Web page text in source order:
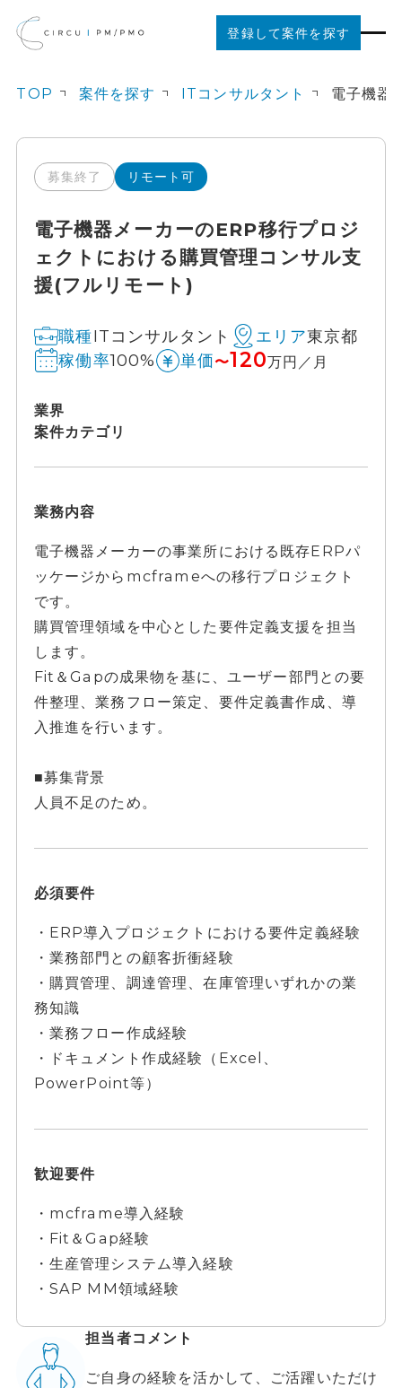
登録して案件を探す
ご利用の流れ
お役立ちコンテンツ
法人の方はこちら
TOP 案件を探す ITコンサルタント
募集終了 リモート可
電子機器メーカーのERP移行プロジ
ェクトにおける購買管理コンサル支
援(フルリモート)
職種ITコンサルタント エリア東京都
稼働率100% 単価〜120万円／月
業界
案件カテゴリ
業務内容
電子機器メーカーの事業所における既存ERPパ
ッケージからmcframeへの移行プロジェクト
です。
購買管理領域を中心とした要件定義支援を担当
します。
Fit＆Gapの成果物を基に、ユーザー部門との要
件整理、業務フロー策定、要件定義書作成、導
入推進を行います。
■募集背景
人員不足のため。
必須要件
・ERP導入プロジェクトにおける要件定義経験
・業務部門との顧客折衝経験
・購買管理、調達管理、在庫管理いずれかの業
務知識
・業務フロー作成経験
・ドキュメント作成経験（Excel、
PowerPoint等）
歓迎要件
・mcframe導入経験
・Fit＆Gap経験
・生産管理システム導入経験
・SAP MM領域経験
担当者コメント
ご自身の経験を活かして、ご活躍いただけ